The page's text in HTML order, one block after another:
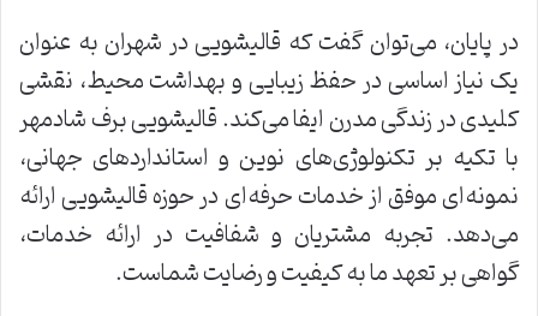
در پایان، می‌توان گفت که قالیشویی در شهران به عنوان
یک نیاز اساسی در حفظ زیبایی و بهداشت محیط، نقشی
کلیدی در زندگی مدرن ایفا می‌کند. قالیشویی برف شادمهر
با تکیه بر تکنولوژی‌های نوین و استانداردهای جهانی،
نمونه‌ای موفق از خدمات حرفه‌ای در حوزه قالیشویی ارائه
می‌دهد. تجربه مشتریان و شفافیت در ارائه خدمات،
گواهی بر تعهد ما به کیفیت و رضایت شماست.